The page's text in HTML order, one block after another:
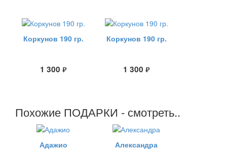
Коркунов 190 гр.
1 300 руб.
Коркунов 190 гр.
1 300 руб.
Похожие ПОДАРКИ - смотреть..
Адажио Александра